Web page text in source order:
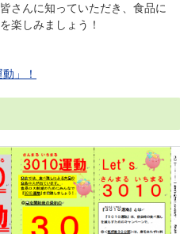
さんに知っていただき、食品に
楽しみましょう！
」！